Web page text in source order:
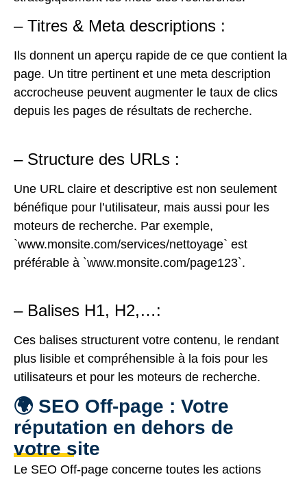
– Titres & Meta descriptions :
Ils donnent un aperçu rapide de ce que contient la
page. Un titre pertinent et une meta description
accrocheuse peuvent augmenter le taux de clics
depuis les pages de résultats de recherche.
– Structure des URLs :
Une URL claire et descriptive est non seulement
bénéfique pour l’utilisateur, mais aussi pour les
moteurs de recherche. Par exemple,
`www.monsite.com/services/nettoyage` est
préférable à `www.monsite.com/page123`.
– Balises H1, H2,…:
Ces balises structurent votre contenu, le rendant
plus lisible et compréhensible à la fois pour les
utilisateurs et pour les moteurs de recherche.
🌍 SEO Off-page : Votre
réputation en dehors de
votre site
Le SEO Off-page concerne toutes les actions